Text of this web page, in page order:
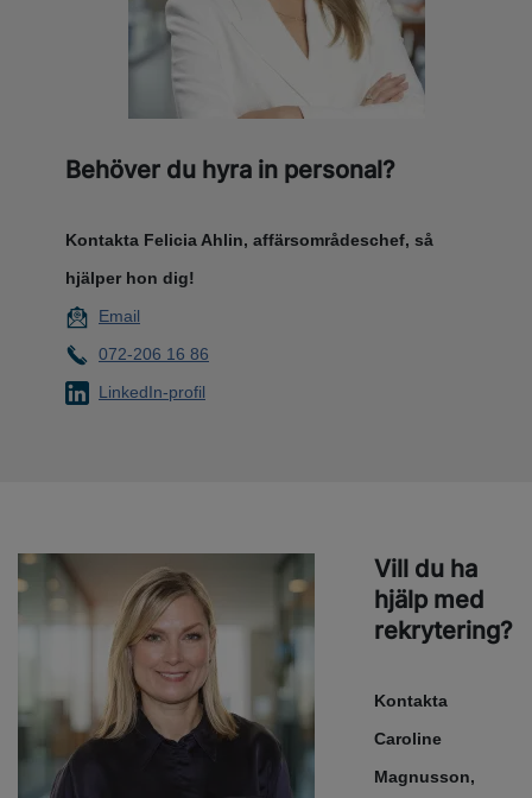
Behöver du hyra in personal?
Kontakta Felicia Ahlin, affärsområdeschef, så
hjälper hon dig!
Email
072-206 16 86
LinkedIn-profil
Vill du ha
hjälp med
rekrytering?
Kontakta
Caroline
Magnusson,